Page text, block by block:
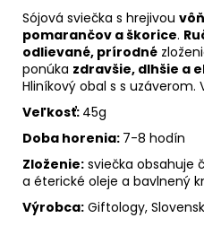
Sójová sviečka s hrejivou
pomarančov a škorice. R
odlievané, prírodné
ponúka zdravšie, dlhšie a
Hliníkový obal s s uzáverom.
Veľkosť: 45g
Doba horenia: 7-8 hodín
Zloženie: sviečka obsahuje
a éterické oleje a bavlnený
Výrobca: Giftology,